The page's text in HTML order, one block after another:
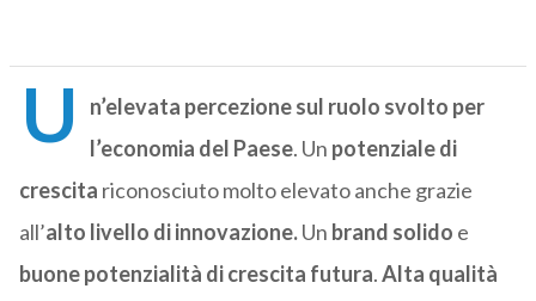
U
n’elevata percezione sul ruolo svolto per
l’economia del Paese. Un potenziale di
crescita riconosciuto molto elevato anche grazie
all’alto livello di innovazione.Un brand solido e
buone potenzialità di crescita futura.Alta qualità